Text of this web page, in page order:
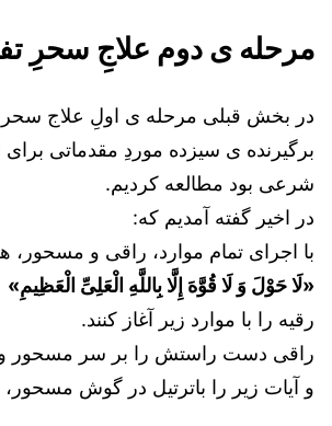
مرحله ی دوم علاجِ سحرِ
در بخش قبلی مرحله ی اولِ علاج سحر
برگیرنده ی سیزده موردِ مقدماتی
شرعی بود مطالعه کردیم.
در اخیر گفته آمدیم که:
با اجرای تمام موارد، راقی و مسحور،
«لَا حَوْلَ وَ لَا قُوَّهَ إِلَّا بِاللَّهِ الْعَلِیِّ الْعَظِیمِ»
رقیه را با موارد زیر آغاز کنند.
راقی دست راستش را بر سر مسحور و
و آیات زیر را باترتیل در گوش مسحور،